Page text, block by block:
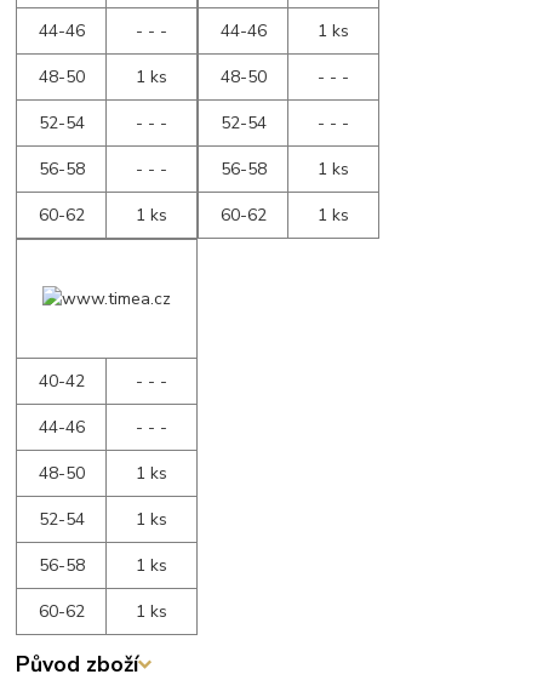
44-46
- - -
48-50
1 ks
52-54
- - -
56-58
- - -
60-62
1 ks
44-46
1 ks
48-50
- - -
52-54
- - -
56-58
1 ks
60-62
1 ks
40-42
- - -
44-46
- - -
48-50
1 ks
52-54
1 ks
56-58
1 ks
60-62
1 ks
Původ zboží